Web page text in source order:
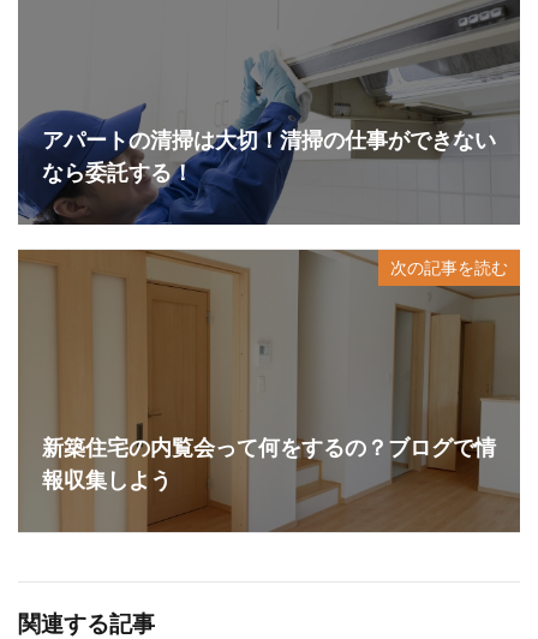
アパートの清掃は大切！清掃の仕事ができない
なら委託する！
次の記事を読む
新築住宅の内覧会って何をするの？ブログで情
報収集しよう
関連する記事